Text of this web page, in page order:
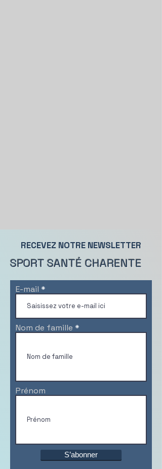
RECEVEZ NOTRE NEWSLETTER
SPORT SANTÉ CHARENTE
E-mail
Nom de famille
Prénom
S’abonner